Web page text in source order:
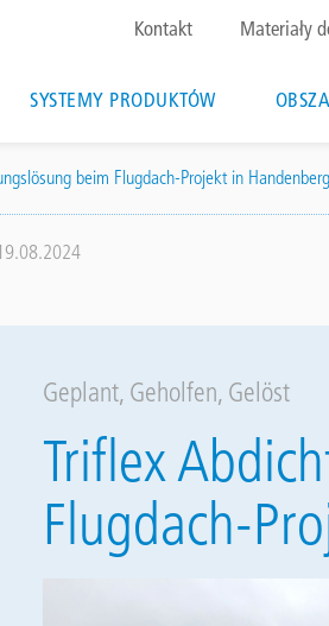
Top
menu
Kontakt Materiały
Main
navigation
SYSTEMY PRODUKTÓW
beim Flugdach-Projekt in Handenberg
Geplant, Geholfen, Gelöst
Triflex
Flugdach-